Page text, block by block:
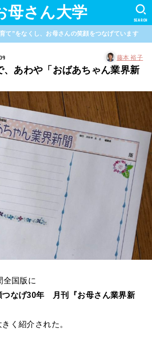
母さん大学 SEARCH
て”をなくし、お母さんの笑顔をつなげています
藤本 裕子
、あわや「おばあちゃん業界新
全国版に
なげ30年 月刊『お母さん業界新
く紹介された。